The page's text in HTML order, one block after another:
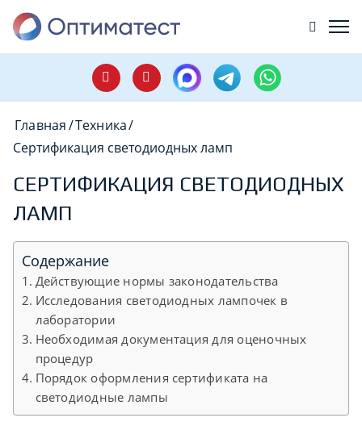
Главная/Техника/
Сертификация светодиодных ламп
СЕРТИФИКАЦИЯ СВЕТОДИОДНЫХ
ЛАМП
Содержание
Действующие нормы законодательства
Исследования светодиодных лампочек в
лаборатории
Необходимая документация для оценочных
процедур
Порядок оформления сертификата на
светодиодные лампы